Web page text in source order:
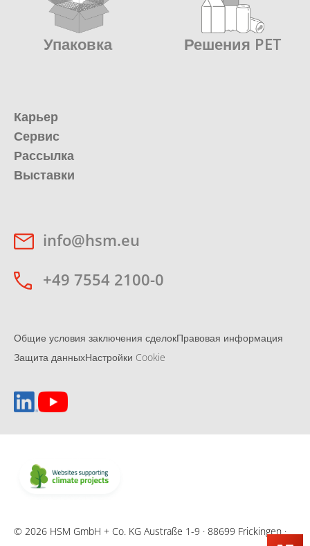
Упаковка Решения PET
Карьер
Сервис
Рассылка
Выставки
info@hsm.eu
+49 7554 2100-0
Общие условия заключения сделокПравовая информация
Защита данныхНастройки Cookie
© 2026 HSM GmbH + Co. KG Austraße 1-9 · 88699 Frickingen ·